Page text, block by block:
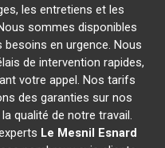
les entretiens et les
sommes disponibles
en urgence. Nous
de intervention rapides,
votre appel. Nos tarifs
des garanties sur nos
qualité de notre travail.
Le Mesnil Esnard